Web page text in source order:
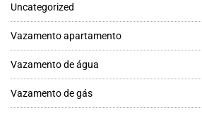
Uncategorized
Vazamento apartamento
Vazamento de água
Vazamento de gás